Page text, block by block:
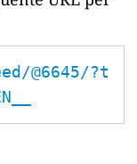
@6645/?t